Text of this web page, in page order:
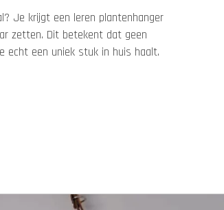
Je krijgt een leren plantenhanger
zetten. Dit betekent dat geen
echt een uniek stuk in huis haalt.